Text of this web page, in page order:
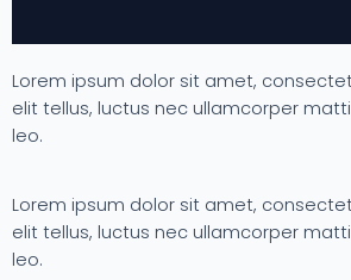
Lorem ipsum dolor sit amet,
elit tellus, luctus nec ullamcorper
leo.
Lorem ipsum dolor sit amet,
elit tellus, luctus nec ullamcorper
leo.